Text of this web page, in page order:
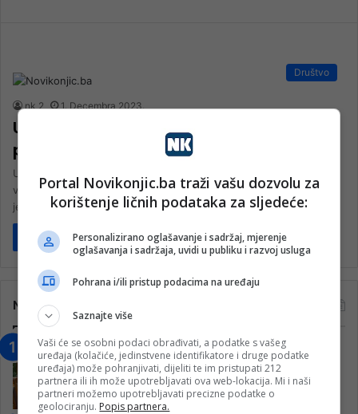
Društvo
nk 2 1. Decembra 2023.
U nedjelju počinje došašće – vrijeme
pripreme za Božić
U nedjelju, 3. decembra je prva nedjelja adventa ili došašća,
vrijeme duhovne pripreme za Božić. Prva nedjelja došašća ujedno
je…
Pročitaj više
Najčitanije
“Obrazovanje gradi BiH-Jovan Divjak“
– Konjic je u posljednje 22 godine imao
25 ​​stipendista
15. Februara 2023.
Portal Novikonjic.ba traži vašu dozvolu za
korištenje ličnih podataka za sljedeće:
Personalizirano oglašavanje i sadržaj, mjerenje
oglašavanja i sadržaja, uvidi u publiku i razvoj usluga
Pohrana i/ili pristup podacima na uređaju
Saznajte više
Vaši će se osobni podaci obrađivati, a podatke s vašeg
uređaja (kolačiće, jedinstvene identifikatore i druge podatke
uređaja) može pohranjivati, dijeliti te im pristupati 212
partnera ili ih može upotrebljavati ova web-lokacija. Mi i naši
partneri možemo upotrebljavati precizne podatke o
geolociranju. Popis partnera.